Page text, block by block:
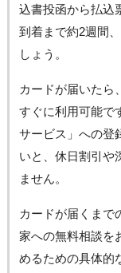
込書投函から払込
到着まで約2週間
しょう。
カードが届いたら
すぐに利用可能で
サービス」への登
いと、休日割引や
ません。
カードが届くまで
家への無料相談を
めるための具体的